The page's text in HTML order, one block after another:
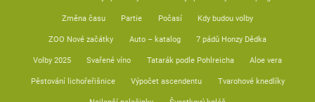
Změna času Partie Počasí Kdy budou volby
ZOO Nové začátky Auto – katalog 7 pádů Honzy Dědka
Volby 2025 Svařené víno Tatarák podle Pohlreicha Aloe vera
Pěstování lichořeřišnice Výpočet ascendentu Tvarohové knedlíky